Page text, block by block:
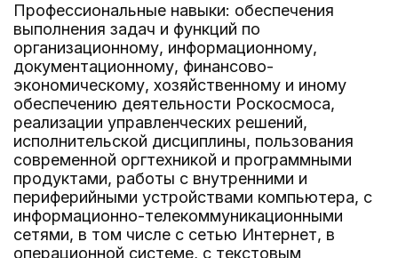
Профессиональные навыки: обеспечения
выполнения задач и функций по
организационному, информационному,
документационному, финансово-
экономическому, хозяйственному и иному
обеспечению деятельности Роскосмоса,
реализации управленческих решений,
исполнительской дисциплины, пользования
современной оргтехникой и программными
продуктами, работы с внутренними и
периферийными устройствами компьютера, с
информационно-телекоммуникационными
сетями, в том числе с сетью Интернет, в
операционной системе, с текстовым